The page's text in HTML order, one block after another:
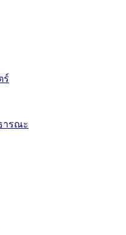
ร์
ารณะ